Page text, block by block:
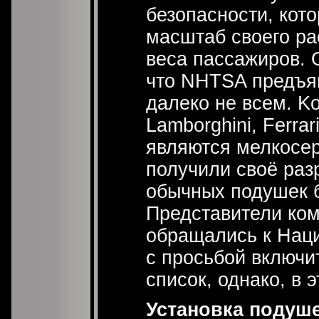
безопасности,
масштаб своего
веса пассажиров.
что NHTSA
далеко не всем.
Lamborghini,
являются
получили своё
обычных подушек
Представители
обращались к
с просьбой
список, однако, в
Установка